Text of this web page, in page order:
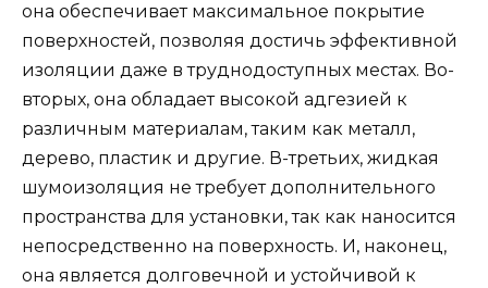
она обеспечивает максимальное покрытие
поверхностей, позволяя достичь эффективной
изоляции даже в труднодоступных местах. Во-
вторых, она обладает высокой адгезией к
различным материалам, таким как металл,
дерево, пластик и другие. В-третьих, жидкая
шумоизоляция не требует дополнительного
пространства для установки, так как наносится
непосредственно на поверхность. И, наконец,
она является долговечной и устойчивой к